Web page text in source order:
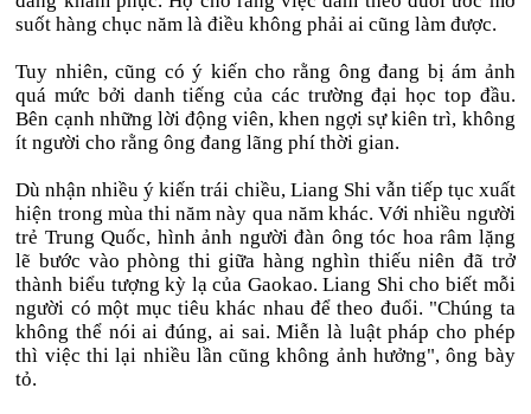
suốt hàng chục năm là điều không phải ai cũng làm được.
Tuy nhiên, cũng có ý kiến cho rằng ông đang bị ám ảnh
quá mức bởi danh tiếng của các trường đại học top đầu.
Bên cạnh những lời động viên, khen ngợi sự kiên trì, không
ít người cho rằng ông đang lãng phí thời gian.
Dù nhận nhiều ý kiến trái chiều, Liang Shi vẫn tiếp tục xuất
hiện trong mùa thi năm này qua năm khác. Với nhiều người
trẻ Trung Quốc, hình ảnh người đàn ông tóc hoa râm lặng
lẽ bước vào phòng thi giữa hàng nghìn thiếu niên đã trở
thành biểu tượng kỳ lạ của Gaokao. Liang Shi cho biết mỗi
người có một mục tiêu khác nhau để theo đuổi. "Chúng ta
không thể nói ai đúng, ai sai. Miễn là luật pháp cho phép
thì việc thi lại nhiều lần cũng không ảnh hưởng", ông bày
tỏ.